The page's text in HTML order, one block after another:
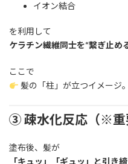
イオン結合
を利用して
ケラチン繊維同士を“繋ぎ止め
ここで
髪の「柱」が立つイメージ。
③ 疎水化反応（※重
塗布後、髪が
「キュッ」「ギュッ」と引き